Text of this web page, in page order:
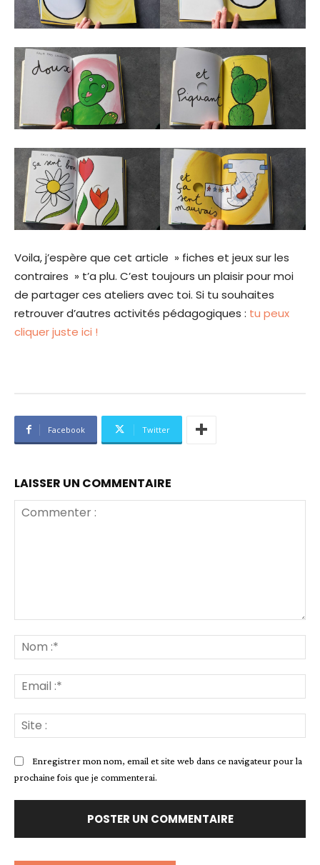
Voila, j’espère que cet article » fiches et jeux sur les
contraires » t’a plu. C’est toujours un plaisir pour moi
de partager ces ateliers avec toi. Si tu souhaites
retrouver d’autres activités pédagogiques : tu peux
cliquer juste ici !
Facebook Twitter
LAISSER UN COMMENTAIRE
:*
:*
:
Enregistrer mon nom, email et site web dans ce navigateur pour la
prochaine fois que je commenterai.